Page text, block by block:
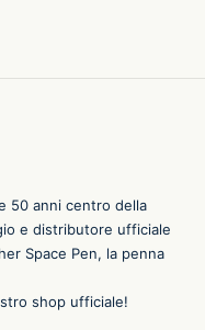
50 anni centro della
e distributore ufficiale
Space Pen, la penna
shop ufficiale!